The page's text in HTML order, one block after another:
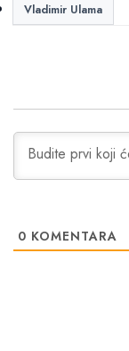
Vladimir Ulama
0 KOMENTARA